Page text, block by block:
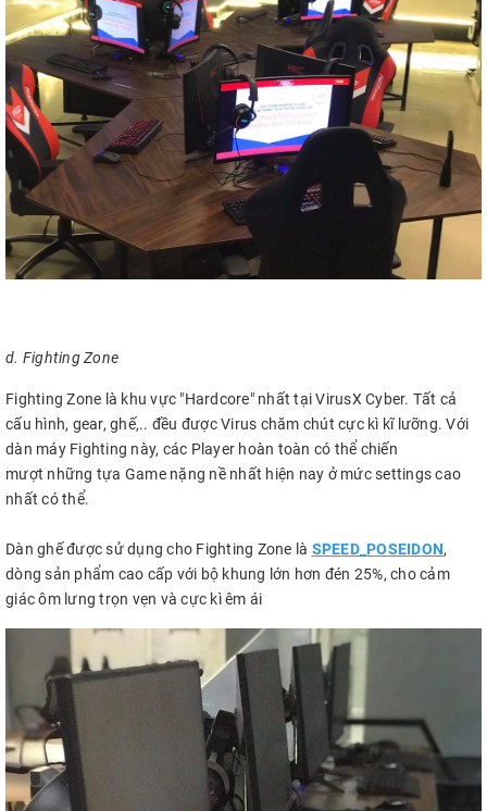
d. Fighting Zone
Fighting Zone là khu vực "Hardcore" nhất tại VirusX Cyber. Tất cả
cấu hình, gear, ghế,.. đều được Virus chăm chút cực kì kĩ lưỡng. Với
dàn máy Fighting này, các Player hoàn toàn có thể chiến
mượt những tựa Game nặng nề nhất hiện nay ở mức settings cao
nhất có thể.
Dàn ghế được sử dụng cho Fighting Zone là SPEED_POSEIDON,
dòng sản phẩm cao cấp với bộ khung lớn hơn đén 25%, cho cảm
giác ôm lưng trọn vẹn và cực kì êm ái